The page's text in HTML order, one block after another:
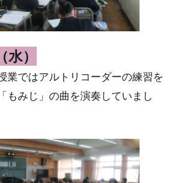
）
業ではアルトリコーダーの練習を
もみじ」の曲を演奏していまし